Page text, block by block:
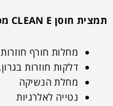
תמצית חוסן CLEAN E מסייעת במקרים הבאים:
מחלות חורף
דלקות חוזרות
מחלת הנשיקה
נטייה לאלרגיות